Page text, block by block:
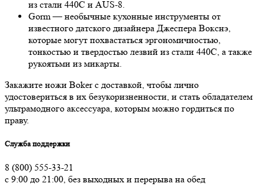
из стали 440С и AUS-8.
Gorm — необычные кухонные инструменты от
известного датского дизайнера Джеспера Вокснэ,
которые могут похвастаться эргономичностью,
тонкостью и твердостью лезвий из стали 440С, а также
рукоятьми из микарты.
Закажите ножи Boker с доставкой, чтобы лично
удостовериться в их безукоризненности, и стать обладателем
ультрамодного аксессуара, которым можно гордиться по
праву.
Служба поддержки
8 (800) 555-33-21
с 9:00 до 21:00, без выходных и перерыва на обед